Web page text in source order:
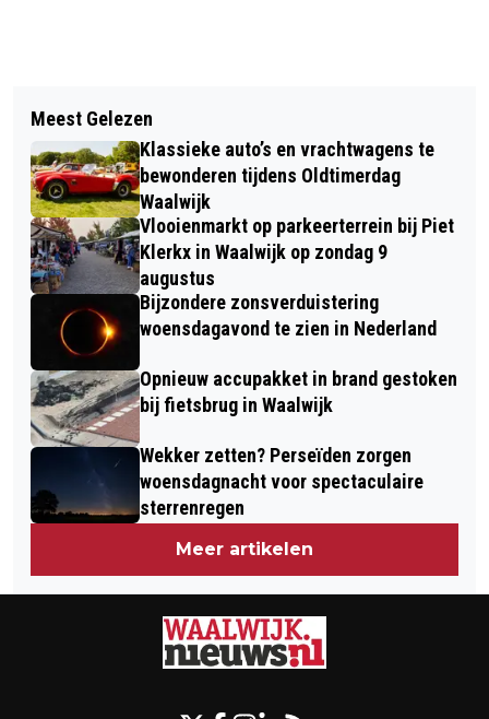
IN MEMORIAM: TROEDIE TREFFERS
UIT SPRANG-CAPELLE
SCHOENENKWARTIER VREEST
SLUITING DOOR GEPLANDE
SUBSIDIEVERLAGING IN WAALWIJK
Meest Gelezen
Klassieke auto’s en vrachtwagens te
bewonderen tijdens Oldtimerdag
Waalwijk
Vlooienmarkt op parkeerterrein bij Piet
Klerkx in Waalwijk op zondag 9
augustus
Bijzondere zonsverduistering
woensdagavond te zien in Nederland
Opnieuw accupakket in brand gestoken
bij fietsbrug in Waalwijk
Wekker zetten? Perseïden zorgen
woensdagnacht voor spectaculaire
sterrenregen
Meer artikelen